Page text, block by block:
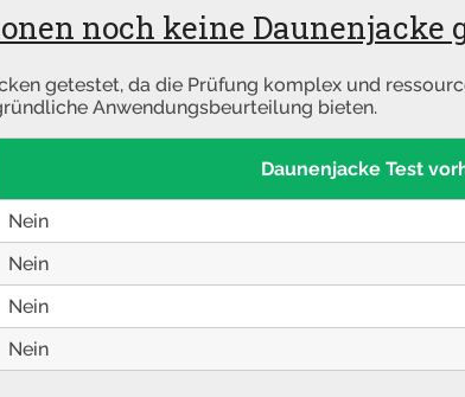
noch keine Daunenjacke
getestet, da die Prüfung komplex und
Anwendungsbeurteilung bieten.
Daunenjacke Test
Nein
Nein
Nein
Nein